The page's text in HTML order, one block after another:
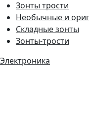
Зонты трости
Необычные и
Складные зонты
Зонты-трости
Электроника